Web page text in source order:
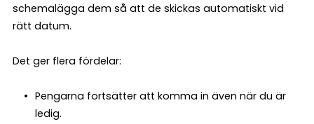
schemalägga dem så att de skickas automatiskt vid
rätt datum.
Det ger flera fördelar:
Pengarna fortsätter att komma in även när du är
ledig.